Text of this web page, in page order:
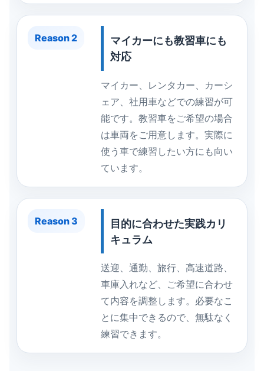
Reason 2
マイカーにも教習車にも
対応
マイカー、レンタカー、カーシ
ェア、社用車などでの練習が可
能です。教習車をご希望の場合
は車両をご用意します。実際に
使う車で練習したい方にも向い
ています。
Reason 3
目的に合わせた実践カリ
キュラム
送迎、通勤、旅行、高速道路、
車庫入れなど、ご希望に合わせ
て内容を調整します。必要なこ
とに集中できるので、無駄なく
練習できます。